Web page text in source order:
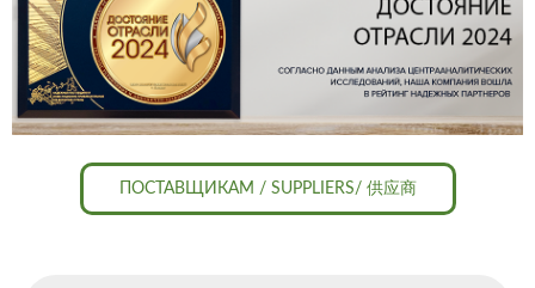
ПОСТАВЩИКАМ / SUPPLIERS/ 供应商